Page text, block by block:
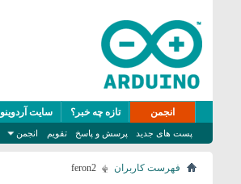
انجمن
پست های جدید پرسش و پاسخ تقویم انجمن
تازه چه خبر؟ سایت آردوینو
فهرست کاربران feron2